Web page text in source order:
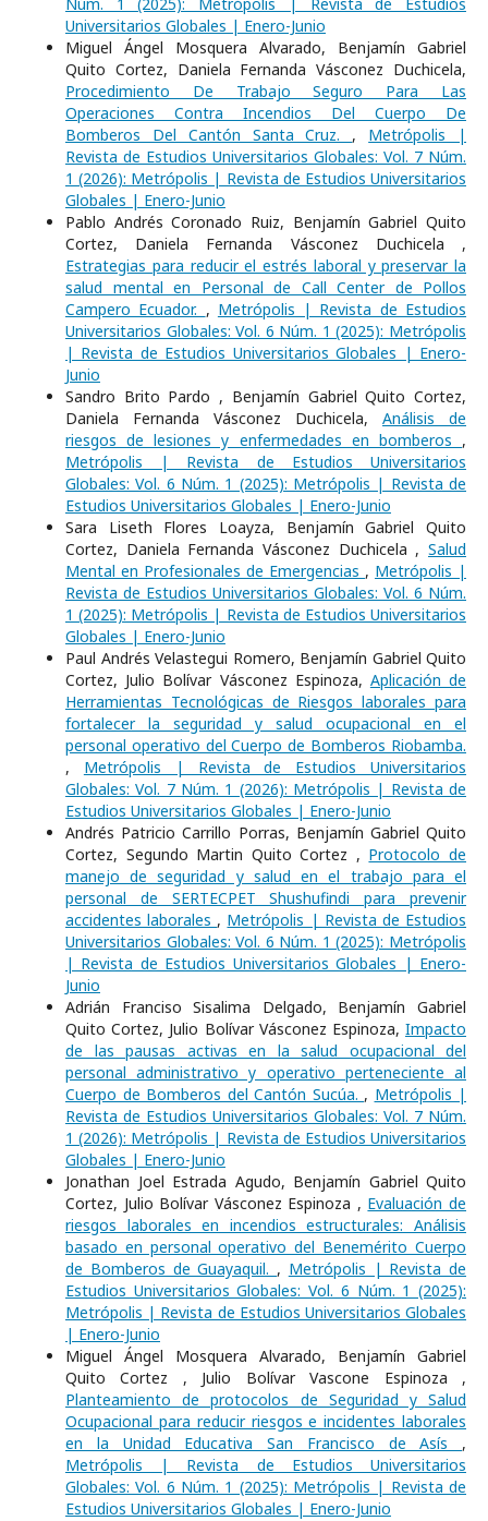
Núm. 1 (2025): Metrópolis | Revista de Estudios
Universitarios Globales | Enero-Junio
Miguel Ángel Mosquera Alvarado, Benjamín Gabriel
Quito Cortez, Daniela Fernanda Vásconez Duchicela,
Procedimiento De Trabajo Seguro Para Las
Operaciones Contra Incendios Del Cuerpo De
Bomberos Del Cantón Santa Cruz. , Metrópolis |
Revista de Estudios Universitarios Globales: Vol. 7 Núm.
1 (2026): Metrópolis | Revista de Estudios Universitarios
Globales | Enero-Junio
Pablo Andrés Coronado Ruiz, Benjamín Gabriel Quito
Cortez, Daniela Fernanda Vásconez Duchicela ,
Estrategias para reducir el estrés laboral y preservar la
salud mental en Personal de Call Center de Pollos
Campero Ecuador. , Metrópolis | Revista de Estudios
Universitarios Globales: Vol. 6 Núm. 1 (2025): Metrópolis
| Revista de Estudios Universitarios Globales | Enero-
Junio
Sandro Brito Pardo , Benjamín Gabriel Quito Cortez,
Daniela Fernanda Vásconez Duchicela, Análisis de
riesgos de lesiones y enfermedades en bomberos ,
Metrópolis | Revista de Estudios Universitarios
Globales: Vol. 6 Núm. 1 (2025): Metrópolis | Revista de
Estudios Universitarios Globales | Enero-Junio
Sara Liseth Flores Loayza, Benjamín Gabriel Quito
Cortez, Daniela Fernanda Vásconez Duchicela , Salud
Mental en Profesionales de Emergencias , Metrópolis |
Revista de Estudios Universitarios Globales: Vol. 6 Núm.
1 (2025): Metrópolis | Revista de Estudios Universitarios
Globales | Enero-Junio
Paul Andrés Velastegui Romero, Benjamín Gabriel Quito
Cortez, Julio Bolívar Vásconez Espinoza, Aplicación de
Herramientas Tecnológicas de Riesgos laborales para
fortalecer la seguridad y salud ocupacional en el
personal operativo del Cuerpo de Bomberos Riobamba.
, Metrópolis | Revista de Estudios Universitarios
Globales: Vol. 7 Núm. 1 (2026): Metrópolis | Revista de
Estudios Universitarios Globales | Enero-Junio
Andrés Patricio Carrillo Porras, Benjamín Gabriel Quito
Cortez, Segundo Martin Quito Cortez , Protocolo de
manejo de seguridad y salud en el trabajo para el
personal de SERTECPET Shushufindi para prevenir
accidentes laborales , Metrópolis | Revista de Estudios
Universitarios Globales: Vol. 6 Núm. 1 (2025): Metrópolis
| Revista de Estudios Universitarios Globales | Enero-
Junio
Adrián Franciso Sisalima Delgado, Benjamín Gabriel
Quito Cortez, Julio Bolívar Vásconez Espinoza, Impacto
de las pausas activas en la salud ocupacional del
personal administrativo y operativo perteneciente al
Cuerpo de Bomberos del Cantón Sucúa. , Metrópolis |
Revista de Estudios Universitarios Globales: Vol. 7 Núm.
1 (2026): Metrópolis | Revista de Estudios Universitarios
Globales | Enero-Junio
Jonathan Joel Estrada Agudo, Benjamín Gabriel Quito
Cortez, Julio Bolívar Vásconez Espinoza , Evaluación de
riesgos laborales en incendios estructurales: Análisis
basado en personal operativo del Benemérito Cuerpo
de Bomberos de Guayaquil. , Metrópolis | Revista de
Estudios Universitarios Globales: Vol. 6 Núm. 1 (2025):
Metrópolis | Revista de Estudios Universitarios Globales
| Enero-Junio
Miguel Ángel Mosquera Alvarado, Benjamín Gabriel
Quito Cortez , Julio Bolívar Vascone Espinoza ,
Planteamiento de protocolos de Seguridad y Salud
Ocupacional para reducir riesgos e incidentes laborales
en la Unidad Educativa San Francisco de Asís ,
Metrópolis | Revista de Estudios Universitarios
Globales: Vol. 6 Núm. 1 (2025): Metrópolis | Revista de
Estudios Universitarios Globales | Enero-Junio